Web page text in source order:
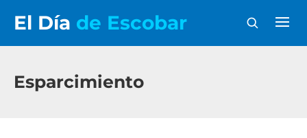
El Día de Escobar
Esparcimiento